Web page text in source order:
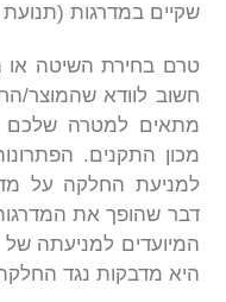
שקיים במדרגות (תנועת
טרם בחירת השיטה או
חשוב לוודא שהמוצר/
מתאים למטרה שלכם
מכון התקנים.
למניעת החלקה על
דבר שהופך את
המיועדים למניעתה
היא מדבקות נגד